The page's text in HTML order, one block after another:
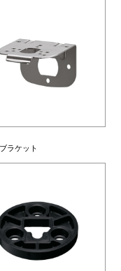
ラケット